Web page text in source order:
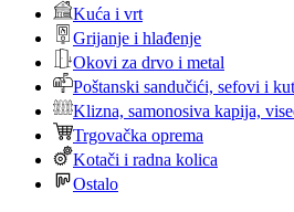
Kuća i vrt
Grijanje i hlađenje
Okovi za drvo i metal
Poštanski sandučići, sefovi i
Klizna, samonosiva kapija,
Trgovačka oprema
Kotači i radna kolica
Ostalo